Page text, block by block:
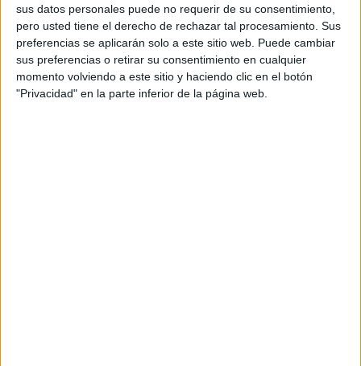
sus datos personales puede no requerir de su consentimiento,
pero usted tiene el derecho de rechazar tal procesamiento. Sus
preferencias se aplicarán solo a este sitio web. Puede cambiar
sus preferencias o retirar su consentimiento en cualquier
momento volviendo a este sitio y haciendo clic en el botón
"Privacidad" en la parte inferior de la página web.
contenidos a diferentes televisiones autonómicas como TVGA, Telemadrid y
Canal Extremadura.